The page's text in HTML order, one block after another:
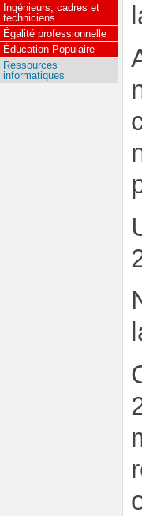
Ingénieurs, cadres et
techniciens
Égalité professionnelle
Éducation Populaire
Ressources
informatiques